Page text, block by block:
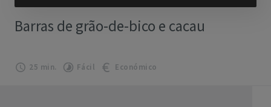
Barras de grão-de-bico e cacau
25 min. Fácil Económico